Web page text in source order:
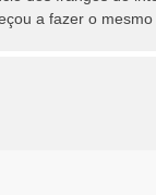
a fazer o mesmo